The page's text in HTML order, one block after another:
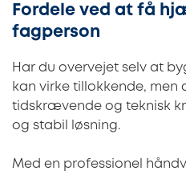
Fordele ved at få
fagperson
Har du overvejet selv at
kan virke tillokkende,
tidskrævende og teknisk
og stabil løsning.
Med en professionel